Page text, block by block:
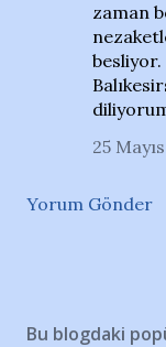
zaman
besliyor.
25
Yorum Gönder
Bu blogdaki